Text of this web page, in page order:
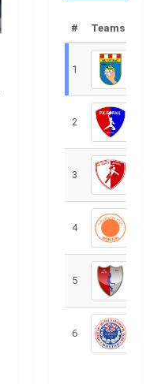
# Teams
1
2
3
4
5
6